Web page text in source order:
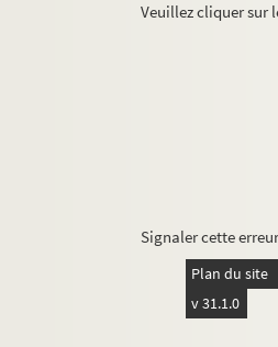
Veuillez cliquer sur
Signaler cette
Plan du site
v 31.1.0